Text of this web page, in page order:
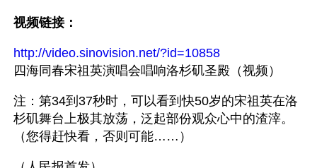
视频链接：
http://video.sinovision.net/?id=10858
四海同春宋祖英演唱会唱响洛杉矶圣殿（视频）
注：第34到37秒时，可以看到快50岁的宋祖英在洛
杉矶舞台上极其放荡，泛起部份观众心中的渣滓。
（您得赶快看，否则可能……）